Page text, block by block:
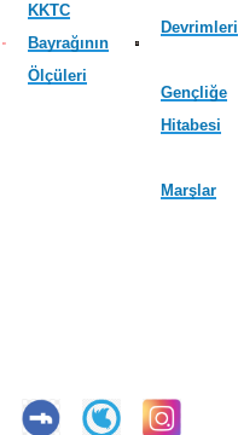
KKTC
Bayrağının
Ölçüleri
Devrimleri
Gençliğe
Hitabesi
Marşlar